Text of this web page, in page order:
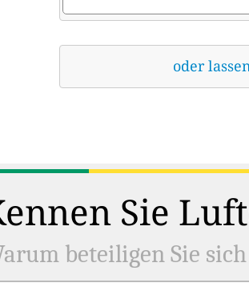
oder
Sie
beteiligen Sie